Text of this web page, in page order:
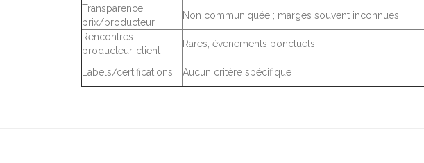
Transparence
prix/producteur
Non communiquée ; marges souvent inconnues
Rencontres
producteur-client
Rares, événements ponctuels
Labels/certifications
Aucun critère spécifique